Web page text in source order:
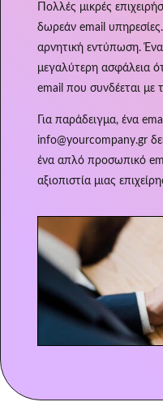
Πολλές μικρές
δωρεάν email
αρνητική εντύπωση.
μεγαλύτερη ασφάλεια
email που συνδέεται με
Για παράδειγμα, ένα
info@yourcompany.gr
ένα απλό προσωπικό
αξιοπιστία μιας